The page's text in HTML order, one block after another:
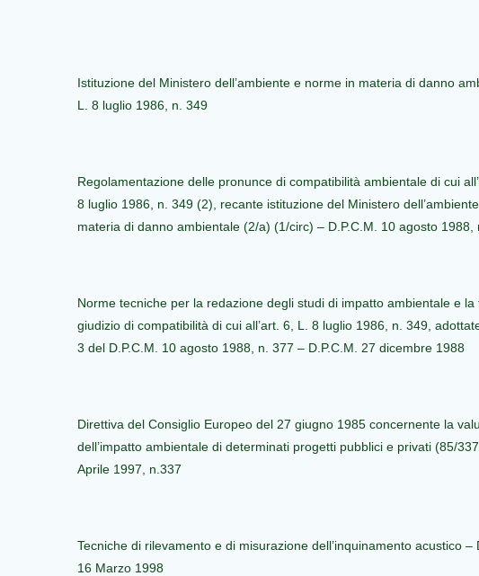
Istituzione del Ministero dell’ambiente e norme in materia di danno
L. 8 luglio 1986, n. 349
Regolamentazione delle pronunce di compatibilità ambientale di cui
8 luglio 1986, n. 349 (2), recante istituzione del Ministero
materia di danno ambientale (2/a) (1/circ) – D.P.C.M. 10 agosto 1988,
Norme tecniche per la redazione degli studi di impatto ambientale e
giudizio di compatibilità di cui all’art. 6, L. 8 luglio 1986, n. 349,
3 del D.P.C.M. 10 agosto 1988, n. 377 – D.P.C.M. 27 dicembre 1988
Direttiva del Consiglio Europeo del 27 giugno 1985 concernente la
dell’impatto ambientale di determinati progetti pubblici e privati (85/
Aprile 1997, n.337
Tecniche di rilevamento e di misurazione dell’inquinamento acustico –
16 Marzo 1998